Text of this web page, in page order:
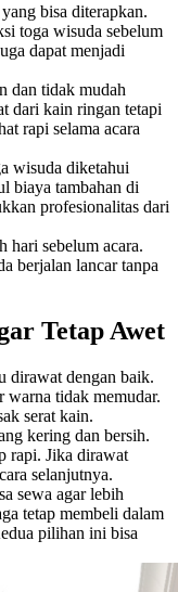
bisa diterapkan.
toga wisuda sebelum
dapat menjadi
dan tidak mudah
dari kain ringan tetapi
rapi selama acara
wisuda diketahui
biaya tambahan di
profesionalitas dari
hari sebelum acara.
berjalan lancar tanpa
Tetap Awet
dirawat dengan baik.
warna tidak memudar.
serat kain.
kering dan bersih.
rapi. Jika dirawat
selanjutnya.
sewa agar lebih
tetap membeli dalam
pilihan ini bisa